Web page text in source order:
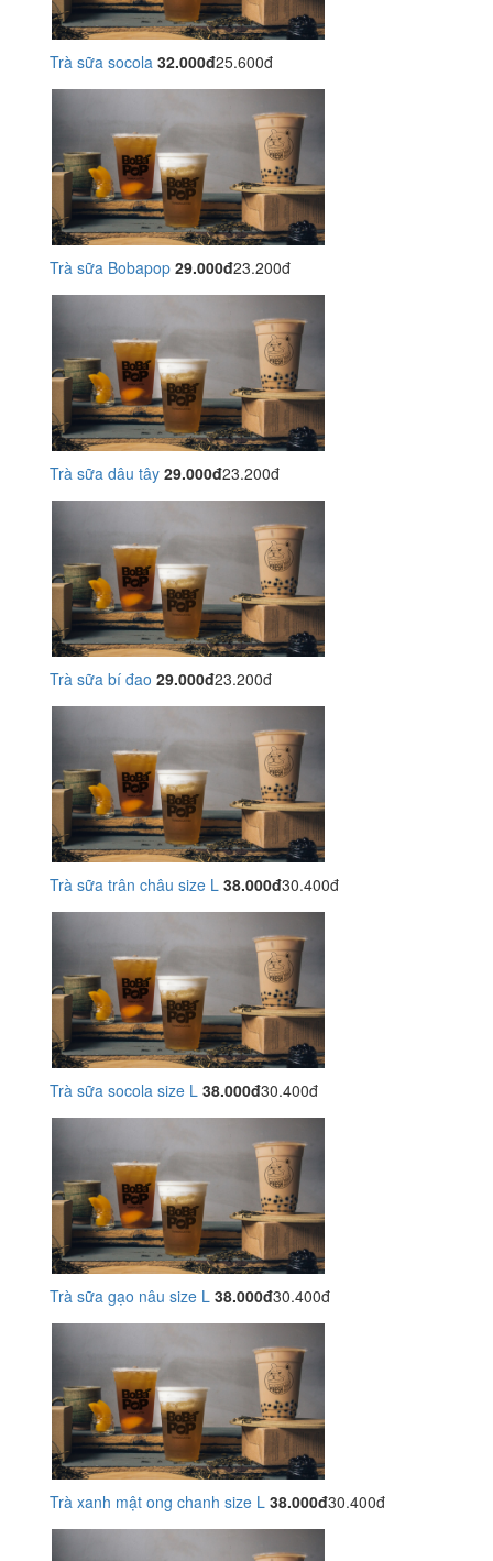
Trà sữa socola 32.000đ25.600đ
Trà sữa Bobapop 29.000đ23.200đ
Trà sữa dâu tây 29.000đ23.200đ
Trà sữa bí đao 29.000đ23.200đ
Trà sữa trân châu size L 38.000đ30.400đ
Trà sữa socola size L 38.000đ30.400đ
Trà sữa gạo nâu size L 38.000đ30.400đ
Trà xanh mật ong chanh size L 38.000đ30.400đ